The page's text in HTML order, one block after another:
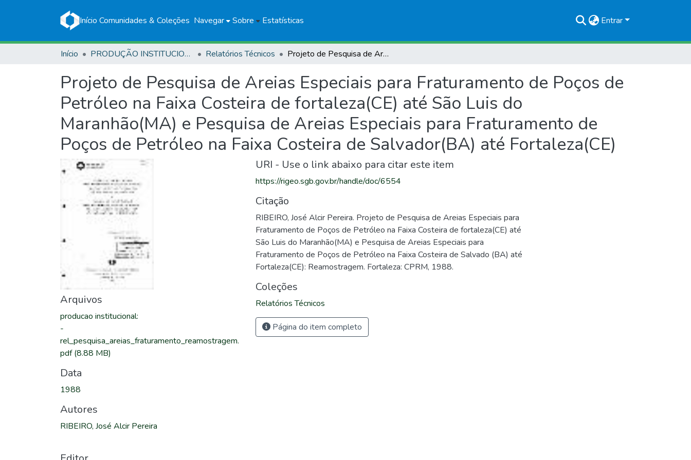
Início Comunidades & Coleções Navegar Sobre Estatísticas Entrar
Início PRODUÇÃO INSTITUCIONAL Relatórios Técnicos Projeto de Pesquisa de Areias Especiais para Fraturamento de Poços de Petróleo na Faixa Costeira de fortaleza(CE) até São Luis do Maranhão(MA) e Pesquisa de Areias Especiais para Fraturamento de Poços de Petróleo na Faixa Costeira de Salvador(BA) até Fortaleza(CE)
Projeto de Pesquisa de Areias Especiais para Fraturamento de Poços de
Petróleo na Faixa Costeira de fortaleza(CE) até São Luis do
Maranhão(MA) e Pesquisa de Areias Especiais para Fraturamento de
Poços de Petróleo na Faixa Costeira de Salvador(BA) até Fortaleza(CE)
Arquivos
producao institucional:
-
rel_pesquisa_areias_fraturamento_reamostragem.
pdf(8.88 MB)
Data
1988
Autores
RIBEIRO, José Alcir Pereira
URI - Use o link abaixo para citar este item
https://rigeo.sgb.gov.br/handle/doc/6554
Citação
RIBEIRO, José Alcir Pereira. Projeto de Pesquisa de Areias Especiais para
Fraturamento de Poços de Petróleo na Faixa Costeira de fortaleza(CE) até
São Luis do Maranhão(MA) e Pesquisa de Areias Especiais para
Fraturamento de Poços de Petróleo na Faixa Costeira de Salvado (BA) até
Fortaleza(CE): Reamostragem. Fortaleza: CPRM, 1988.
Coleções
Relatórios Técnicos
Página do item completo